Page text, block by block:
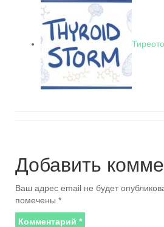
Добавить
Ваш адрес email не будет
помечены *
Комментарий *